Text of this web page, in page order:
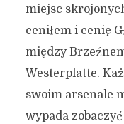
miejsc
ceniłem i cenię
między
Westerplatte.
swoim arsenale
wypada